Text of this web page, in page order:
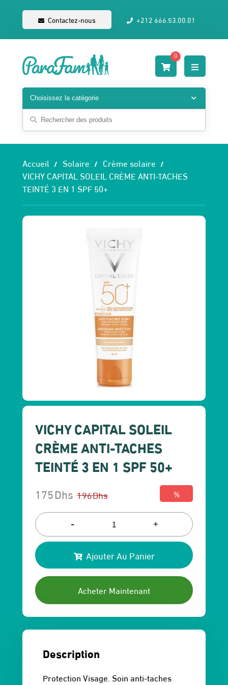
Contactez-nous +212 666.53.00.01
0
Accueil Solaire
Crème solaire
VICHY CAPITAL SOLEIL CRÈME ANTI-TACHES
TEINTÉ 3 EN 1 SPF 50+
VICHY CAPITAL SOLEIL
CRÈME ANTI-TACHES
TEINTÉ 3 EN 1 SPF 50+
196Dhs
Le
prix
initial
était :
196 Dhs.
175Dhs
Le
prix
actuel
est :
175 Dhs.
%
- +
Ajouter Au Panier
Acheter Maintenant
Description
Protection Visage. Soin anti-taches